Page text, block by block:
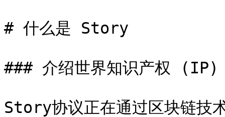
# 什么是 Story
### 介绍世界知识产权 (IP)
Story协议正在通过区块链